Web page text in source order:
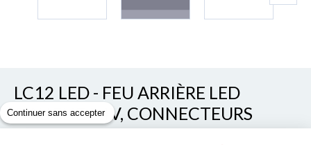
LC12 LED - FEU ARRIÈRE LED
GAUCHE 24V, CONNECTEURS
ADDITIONNELS
Continuer sans accepter